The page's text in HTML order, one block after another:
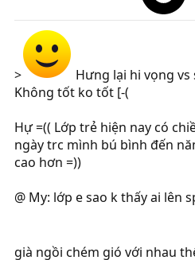
>
Hưng lại hi vọng vs
Không tốt ko tốt [-(
Hự =(( Lớp trẻ hiện nay có
ngày trc mình bú bình đến
cao hơn =))
@ My: lớp e sao k thấy ai lên
già ngồi chém gió với nhau